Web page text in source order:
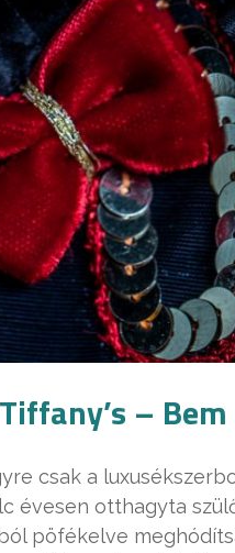
– Bem
csak a
évesen otthagyta
pöfékelve